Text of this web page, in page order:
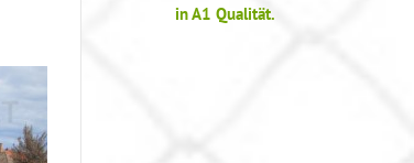
in A1 Qualität.